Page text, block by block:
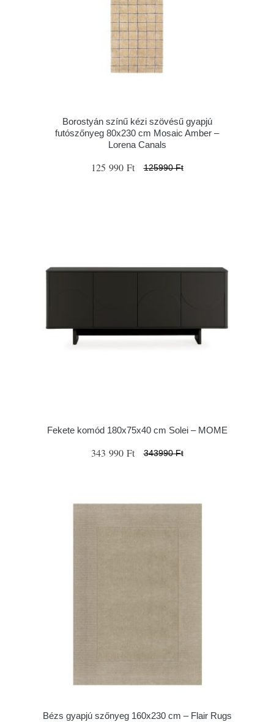
Borostyán színű kézi szövésű gyapjú
futószőnyeg 80x230 cm Mosaic Amber –
Lorena Canals
125 990 Ft 125990 Ft
Fekete komód 180x75x40 cm Solei – MOME
343 990 Ft 343990 Ft
Bézs gyapjú szőnyeg 160x230 cm – Flair Rugs